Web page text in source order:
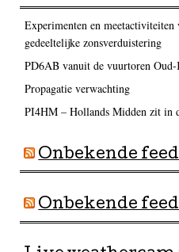
Experimenten en
gedeeltelijke zonsverduistering
PD6AB vanuit de vuurtoren
Propagatie verwachting
PI4HM – Hollands Midden zit in
Onbekende feed
Onbekende feed